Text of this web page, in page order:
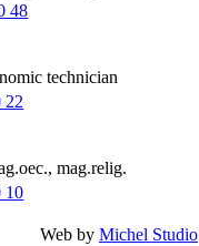
48
technician
22
mag.relig.
10
Web by Michel Studio